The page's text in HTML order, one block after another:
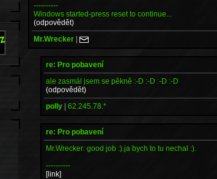
----------
Windows started-press reset to continue...
(odpovědět)
Mr.Wrecker |
re: Pro pobavení
ale zasmál jsem se pěkně :-D :-D :-D :-D
(odpovědět)
polly |62.245.78.*
re: Pro pobavení
Mr.Wrecker: good job :).ja bych to tu nechal :).
----------
[link]